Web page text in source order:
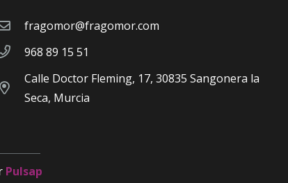
fragomor@fragomor.com
968 89 15 51
Calle Doctor Fleming, 17, 30835 Sangonera la
Seca, Murcia
Pulsap